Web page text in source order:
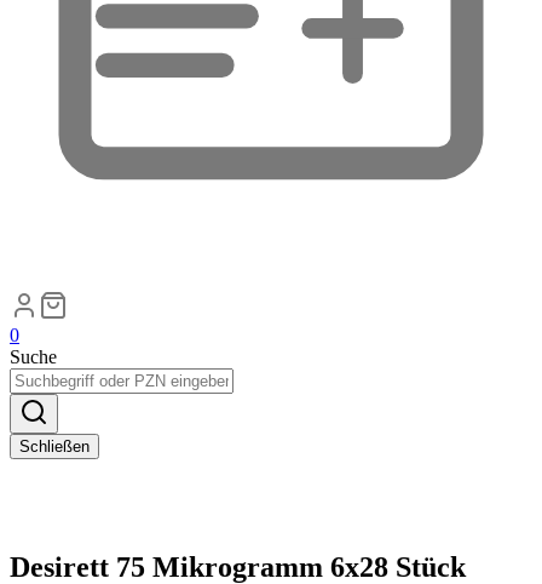
0
Suche
Schließen
Desirett 75 Mikrogramm 6x28 Stück